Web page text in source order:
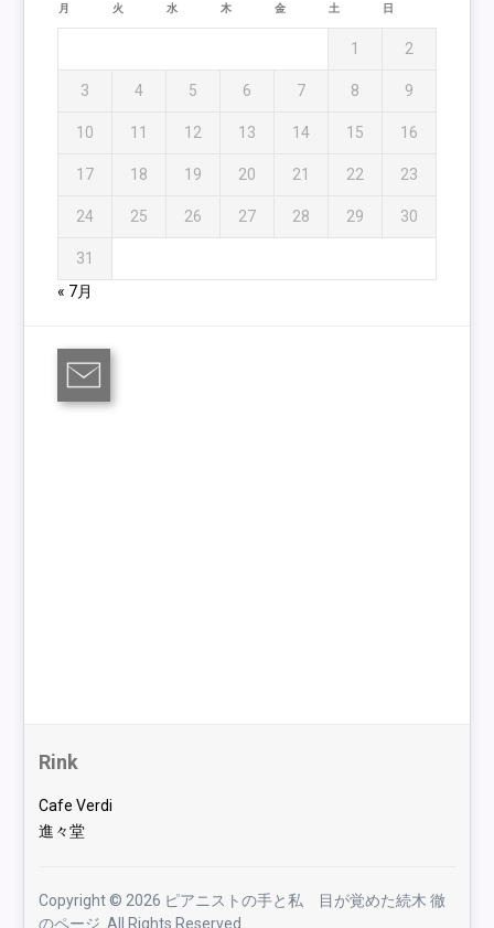
月 火 水 木 金 土 日
1 2
3 4 5 6 7 8 9
10 11 12 13 14 15 16
17 18 19 20 21 22 23
24 25 26 27 28 29 30
31
« 7月
Rink
Cafe Verdi
進々堂
Copyright © 2026 ピアニストの手と私 目が覚めた続木 徹
のページ. All Rights Reserved.